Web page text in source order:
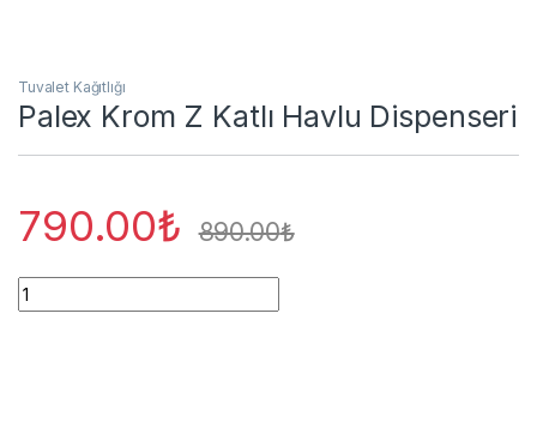
Tuvalet Kağıtlığı
Palex Krom Z Katlı Havlu Dispenseri
790.00₺ 890.00₺
Palex Krom Z Katlı Havlu Dispenseri quantity